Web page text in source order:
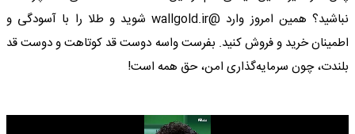
نباشید؟ همین امروز وارد @wallgold.ir شوید و طلا را با آسودگی و
اطمینان خرید و فروش کنید. بفرست واسه دوست قد کوتاهت و دوست قد
بلندت، چون سرمایه‌گذاری امن، حق همه است!